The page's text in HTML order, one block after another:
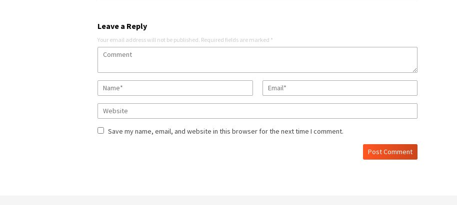
Leave a Reply
Your email address will not be published. Required fields are marked *
Save my name, email, and website in this browser for the next time I comment.